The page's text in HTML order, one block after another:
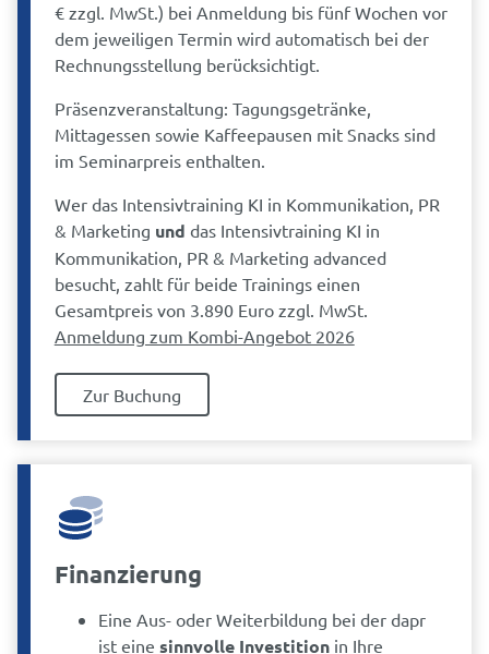
€ zzgl. MwSt.) bei Anmeldung bis fünf Wochen vor
dem jeweiligen Termin wird automatisch bei der
Rechnungsstellung berücksichtigt.
Präsenzveranstaltung: Tagungsgetränke,
Mittagessen sowie Kaffeepausen mit Snacks sind
im Seminarpreis enthalten.
Wer das Intensivtraining KI in Kommunikation, PR
& Marketing und das Intensivtraining KI in
Kommunikation, PR & Marketing advanced
besucht, zahlt für beide Trainings einen
Gesamtpreis von 3.890 Euro zzgl. MwSt.
Anmeldung zum Kombi-Angebot 2026
Zur Buchung
Finanzierung
Eine Aus- oder Weiterbildung bei der dapr
ist eine sinnvolle Investitionin Ihre